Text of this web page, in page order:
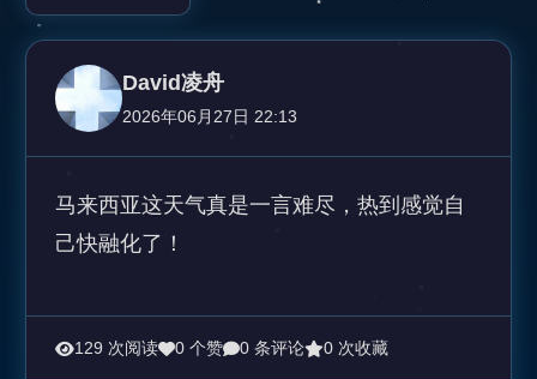
David凌舟
2026年06月27日 22:13
马来西亚这天气真是一言难尽，热到感觉自
己快融化了！
129 次阅读 0 个赞 0 条评论 0 次收藏